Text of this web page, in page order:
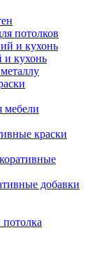
потолков
кухонь
мебели
краски
добавки
потолка